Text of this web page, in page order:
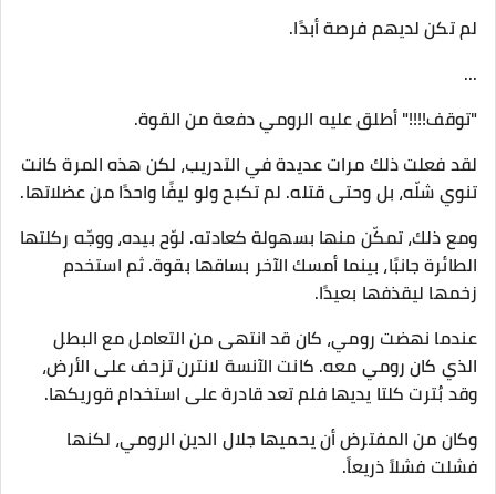
لم تكن لديهم فرصة أبدًا.
...
"توقف!!!!" أطلق عليه الرومي دفعة من القوة.
لقد فعلت ذلك مرات عديدة في التدريب، لكن هذه المرة كانت
تنوي شلّه، بل وحتى قتله. لم تكبح ولو ليفًا واحدًا من عضلاتها.
ومع ذلك، تمكّن منها بسهولة كعادته. لوّح بيده، ووجّه ركلتها
الطائرة جانبًا، بينما أمسك الآخر بساقها بقوة. ثم استخدم
زخمها ليقذفها بعيدًا.
عندما نهضت رومي، كان قد انتهى من التعامل مع البطل
الذي كان رومي معه. كانت الآنسة لانترن تزحف على الأرض،
وقد بُترت كلتا يديها فلم تعد قادرة على استخدام قوريكها.
وكان من المفترض أن يحميها جلال الدين الرومي، لكنها
فشلت فشلاً ذريعاً.